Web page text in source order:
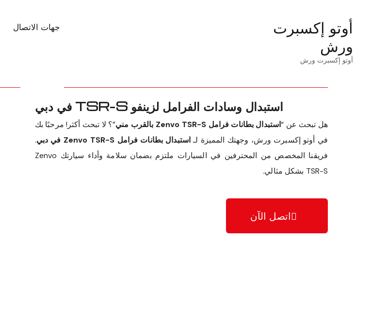
أوتو إكسبرت
ورش
أوتو إكسبرت ورش
جهات الاتصال
استبدال وسادات الفرامل لزينفو TSR-S في دبي
هل تبحث عن “استبدال بطانات فرامل Zenvo TSR-S بالقرب مني
”؟ لا تبحث أكثر! مرحبًا بك
في أوتو إكسبرت ورش، وجهتك المميزة لـاستبدال بطانات فرامل Zenvo TSR-S في دبي
.
فريقنا المخصص من المحترفين في السيارات ملتزم بضمان سلامة وأداء سيارتك Zenvo
TSR-S بشكل مثالي.
اتصل الآن